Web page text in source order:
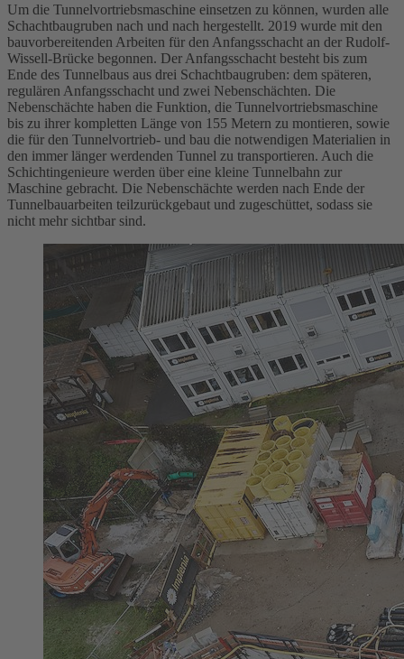
Um die Tunnelvortriebsmaschine einsetzen zu können, wurden alle
Schachtbaugruben nach und nach hergestellt. 2019 wurde mit den
bauvorbereitenden Arbeiten für den Anfangsschacht an der Rudolf-
Wissell-Brücke begonnen. Der Anfangsschacht besteht bis zum
Ende des Tunnelbaus aus drei Schachtbaugruben: dem späteren,
regulären Anfangsschacht und zwei Nebenschächten. Die
Nebenschächte haben die Funktion, die Tunnelvortriebsmaschine
bis zu ihrer kompletten Länge von 155 Metern zu montieren, sowie
die für den Tunnelvortrieb- und bau die notwendigen Materialien in
den immer länger werdenden Tunnel zu transportieren. Auch die
Schichtingenieure werden über eine kleine Tunnelbahn zur
Maschine gebracht. Die Nebenschächte werden nach Ende der
Tunnelbauarbeiten teilzurückgebaut und zugeschüttet, sodass sie
nicht mehr sichtbar sind.